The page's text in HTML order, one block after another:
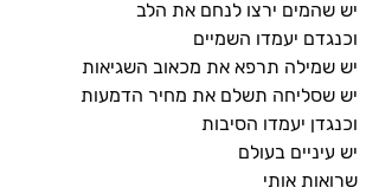
יש שהמים ירצו לנחם את הלב
וכנגדם יעמדו השמיים
יש שמילה תרפא את מכאוב השגיאות
יש שסליחה תשלם את מחיר הדמעות
וכנגדן יעמדו הסיבות
יש עיניים בעולם
שרואות אותי